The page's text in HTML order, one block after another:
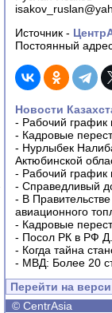
Источник -
Постоянный
Новости
- Рабочий график
- Кадровые
- Нурлыбек
Актюбинской
- Рабочий график
- Справедливый
- В
авиационного
- Кадровые
- Посол РК в РФ
- Когда тайна
- МВД: Более 20
Перейти на
© CentrAsia